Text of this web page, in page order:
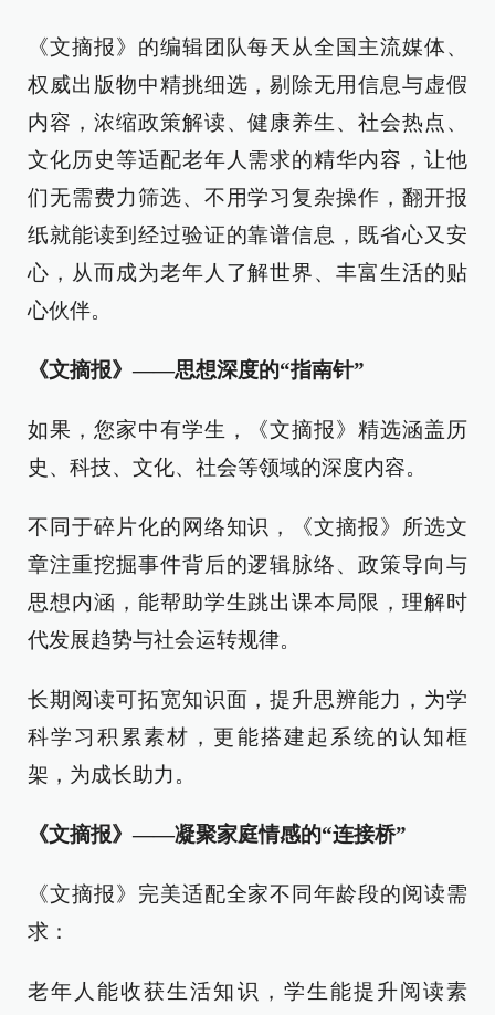
《文摘报》的编辑团队每天从全国主流媒体、
权威出版物中精挑细选，剔除无用信息与虚假
内容，浓缩政策解读、健康养生、社会热点、
文化历史等适配老年人需求的精华内容，让他
们无需费力筛选、不用学习复杂操作，翻开报
纸就能读到经过验证的靠谱信息，既省心又安
心，从而成为老年人了解世界、丰富生活的贴
心伙伴。
《文摘报》——思想深度的“指南针”
如果，您家中有学生，《文摘报》精选涵盖历
史、科技、文化、社会等领域的深度内容。
不同于碎片化的网络知识，《文摘报》所选文
章注重挖掘事件背后的逻辑脉络、政策导向与
思想内涵，能帮助学生跳出课本局限，理解时
代发展趋势与社会运转规律。
长期阅读可拓宽知识面，提升思辨能力，为学
科学习积累素材，更能搭建起系统的认知框
架，为成长助力。
《文摘报》——凝聚家庭情感的“连接桥”
《文摘报》完美适配全家不同年龄段的阅读需
求：
老年人能收获生活知识，学生能提升阅读素